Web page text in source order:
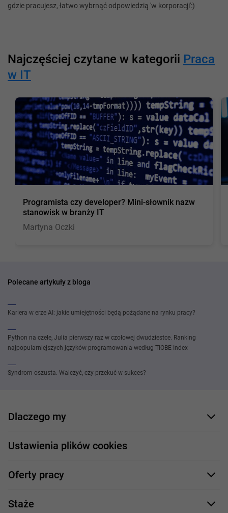
gdzie pracujesz, łatwo wybrnąć odpowiedzią 'w korporacji':)
Najczęściej czytane w kategorii Praca
w IT
Programista czy developer? Mini-słownik nazw
stanowisk w branży IT
Martyna Oczki
Polecane artykuły z bloga
Kariera w erze AI: jakie umiejętności będą pożądane na rynku pracy?
Python na czele, Julia pierwszy raz w czołowej dwudziestce. Ranking
najpopularniejszych języków programowania według TIOBE Index
Syndrom oszusta. Walczyć, czy przekuć w sukces?
Dlaczego my
Nasi pracownicy
Nasze projekty
Profile zawodowe
Ustawienia plików cookies
Oferty pracy
Formularz aplikacyjny
Staże